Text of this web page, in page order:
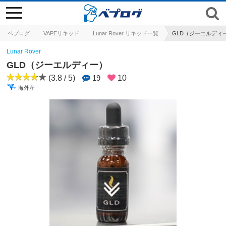
ベプログ VAPEリキッド Lunar Rover リキッド一覧 GLD（ジーエルディ
toggle
navigation
Lunar Rover
GLD（ジーエルディー）
(3.8 / 5) 19 10
海外産